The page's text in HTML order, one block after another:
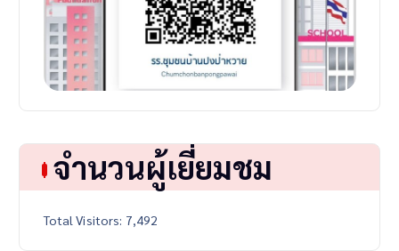
จำนวนผู้เยี่ยมชม
Total Visitors: 7,492